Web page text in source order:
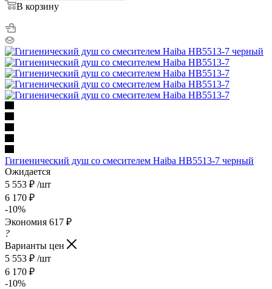
В корзину
Гигиенический душ со смесителем Haiba HB5513-7 черный
Ожидается
5 553 ₽ /шт
6 170 ₽
-10%
Экономия 617 ₽
?
Варианты цен
5 553 ₽ /шт
6 170 ₽
-10%